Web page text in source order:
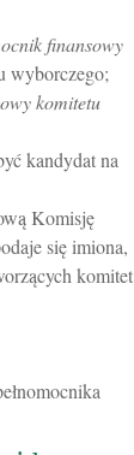
finansowy
wyborczego;
komitetu
kandydat na
Komisję
się imiona,
komitet